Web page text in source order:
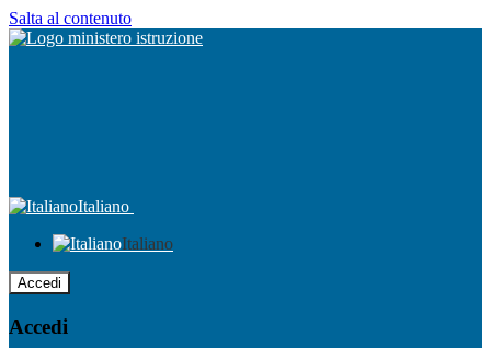
Salta al contenuto
Italiano
Italiano
Accedi
Accedi